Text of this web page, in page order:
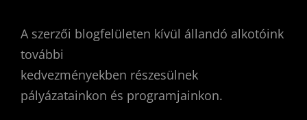
A szerzői blogfelületen kívül állandó alkotóink
további
kedvezményekben részesülnek
pályázatainkon és programjainkon.